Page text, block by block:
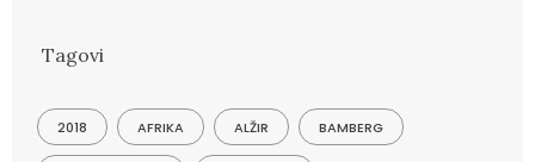
Tagovi
2018 AFRIKA ALŽIR BAMBERG